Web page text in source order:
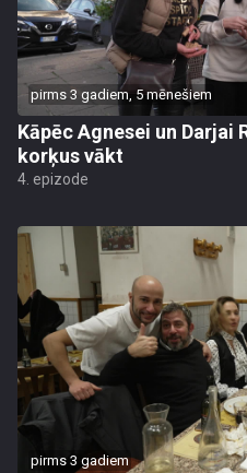
pirms 3 gadiem, 5 mēnešiem
Kāpēc Agnesei un Darjai
korķus vākt
4. epizode
pirms 3 gadiem